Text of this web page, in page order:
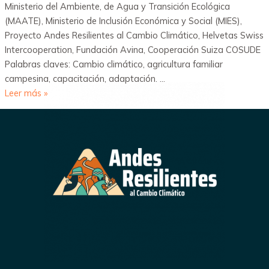
Ministerio del Ambiente, de Agua y Transición Ecológica
(MAATE), Ministerio de Inclusión Económica y Social (MIES),
Proyecto Andes Resilientes al Cambio Climático, Helvetas Swiss
Intercooperation, Fundación Avina, Cooperación Suiza COSUDE
Palabras claves: Cambio climático, agricultura familiar
campesina, capacitación, adaptación. …
Leer más »